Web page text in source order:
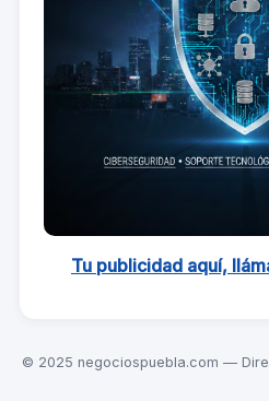
Tu publicidad aquí,
© 2025 negociospuebla.com —